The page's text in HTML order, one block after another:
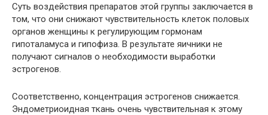
Суть воздействия препаратов этой группы заключается в
том, что они снижают чувствительность клеток половых
органов женщины к регулирующим гормонам
гипоталамуса и гипофиза. В результате яичники не
получают сигналов о необходимости выработки
эстрогенов.
Соответственно, концентрация эстрогенов снижается.
Эндометриоидная ткань очень чувствительная к этому